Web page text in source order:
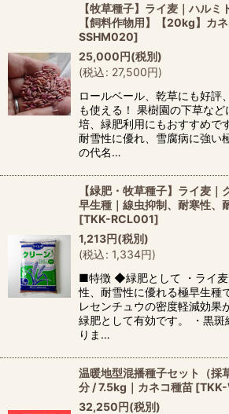
【牧草種子】ライ麦｜ハルミ
【飼料作物用】【20kg】カ
SSHM020]
25,000円(税別)
(税込: 27,500円)
ロールベール、乾草にも好評
も使える！ 果樹園の下草な
培、緑肥利用にもおすすめで
耐雪性に優れ、雪腐病に強い
の代名…
【緑肥・牧草種子】ライ麦
早生種｜線虫抑制、耐寒性、
[TKK-RCL001]
1,213円(税別)
(税込: 1,334円)
■特徴 ◆緑肥として ・ライ麦
性、耐雪性に優れる極早生種
レセンチュウの密度軽減効果
緑肥として有効です。 ・黒斑
りま…
温暖地型混播種子セット（採
分 / 7.5kg｜カネコ種苗 [
32,250円(税別)